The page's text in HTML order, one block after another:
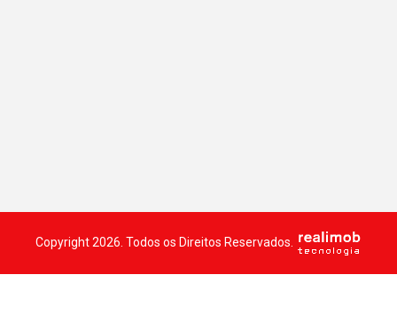
Copyright 2026. Todos os Direitos Reservados.